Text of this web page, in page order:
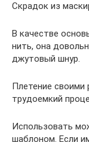
Скрадок из
В качестве
нить, она
джутовый шнур.
Плетение своими
трудоемкий
Использовать
шаблоном. Если